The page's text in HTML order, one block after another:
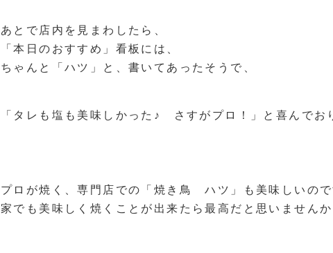
あとで店内を見まわしたら、
「本日のおすすめ」看板には、
ちゃんと「ハツ」と、書いてあったそうで、
「タレも塩も美味しかった♪ さすがプロ！」と喜んでお
プロが焼く、専門店での「焼き鳥 ハツ」も美味しいので
家でも美味しく焼くことが出来たら最高だと思いませんか